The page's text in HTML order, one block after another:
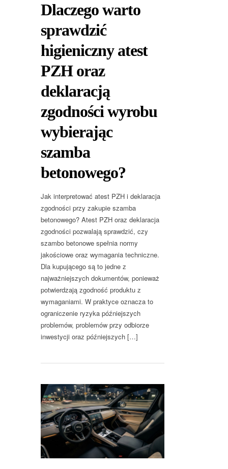
Dlaczego warto
sprawdzić
higieniczny atest
PZH oraz
deklaracją
zgodności wyrobu
wybierając
szamba
betonowego?
Jak interpretować atest PZH i deklaracja
zgodności przy zakupie szamba
betonowego? Atest PZH oraz deklaracja
zgodności pozwalają sprawdzić, czy
szambo betonowe spełnia normy
jakościowe oraz wymagania techniczne.
Dla kupującego są to jedne z
najważniejszych dokumentów, ponieważ
potwierdzają zgodność produktu z
wymaganiami. W praktyce oznacza to
ograniczenie ryzyka późniejszych
problemów, problemów przy odbiorze
inwestycji oraz późniejszych […]